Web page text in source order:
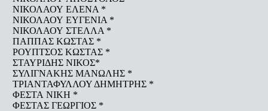
ΝΙΚΟΛΑΟΥ ΕΛΕΝΑ *
ΝΙΚΟΛΑΟΥ ΕΥΓΕΝΙΑ *
ΝΙΚΟΛΑΟΥ ΣΤΕΛΛΑ *
ΠΑΠΠΑΣ ΚΩΣΤΑΣ *
ΡΟΥΠΤΣΟΣ ΚΩΣΤΑΣ *
ΣΤΑΥΡΙΔΗΣ ΝΙΚΟΣ*
ΣΥΛΙΓΝΑΚΗΣ ΜΑΝΩΛΗΣ *
ΤΡΙΑΝΤΑΦΥΛΛΟΥ ΔΗΜΗΤΡΗΣ *
ΦΕΣΤΑ ΝΙΚΗ *
ΦΕΣΤΑΣ ΓΕΩΡΓΙΟΣ *